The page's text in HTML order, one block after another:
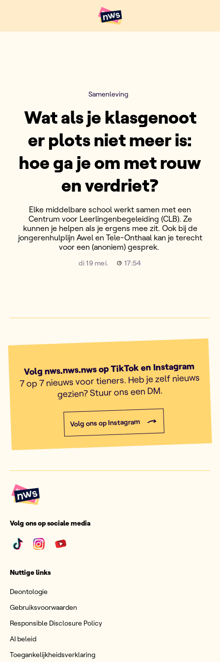
Hoofdpunten VRT NWS
Samenleving
Wat als je klasgenoot
er plots niet meer is:
hoe ga je om met rouw
en verdriet?
Elke middelbare school werkt samen met een
Centrum voor Leerlingenbegeleiding (CLB). Ze
kunnen je helpen als je ergens mee zit. Ook bij de
jongerenhulplijn Awel en Tele-Onthaal kan je terecht
voor een (anoniem) gesprek.
di 19 mei. 17:54
Volg nws.nws.nws op TikTok en Instagram
7 op 7 nieuws voor tieners. Heb je zelf nieuws
gezien? Stuur ons een DM.
Volg ons op Instagram
Volg ons op sociale media
Nuttige links
Deontologie
Gebruiksvoorwaarden
Responsible Disclosure Policy
AI beleid
Toegankelijkheidsverklaring